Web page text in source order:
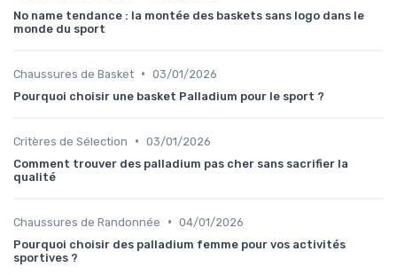
No name tendance : la montée des baskets sans logo dans le
monde du sport
Chaussures de Basket • 03/01/2026
Pourquoi choisir une basket Palladium pour le sport ?
Critères de Sélection • 03/01/2026
Comment trouver des palladium pas cher sans sacrifier la
qualité
Chaussures de Randonnée • 04/01/2026
Pourquoi choisir des palladium femme pour vos activités
sportives ?